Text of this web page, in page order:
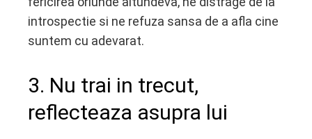
introspectie si ne refuza sansa de a afla cine
suntem cu adevarat.
3. Nu trai in trecut,
reflecteaza asupra lui